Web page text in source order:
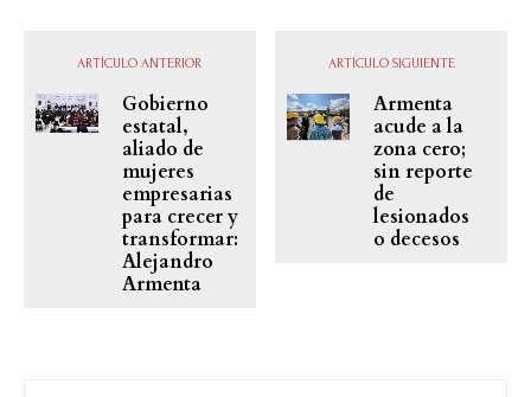
ARTÍCULO ANTERIOR
Gobierno
estatal,
aliado de
mujeres
empresarias
para crecer y
transformar:
Alejandro
Armenta
ARTÍCULO SIGUIENTE
Armenta
acude a la
zona cero;
sin reporte
de
lesionados
o decesos